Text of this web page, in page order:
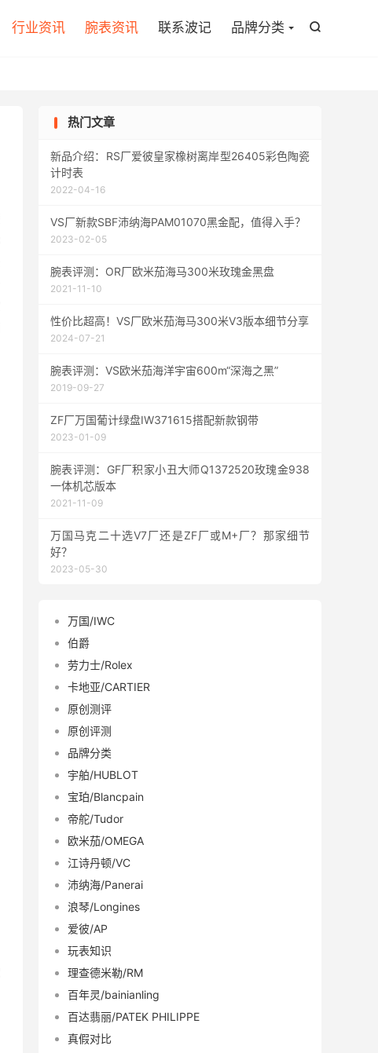

行业资讯 腕表资讯 联系波记 品牌分类
热门文章
新品介绍：RS厂爱彼皇家橡树离岸型26405彩色陶瓷
计时表
2022-04-16
VS厂新款SBF沛纳海PAM01070黑金配，值得入手？
2023-02-05
腕表评测：OR厂欧米茄海马300米玫瑰金黑盘
2021-11-10
性价比超高！VS厂欧米茄海马300米V3版本细节分享
2024-07-21
腕表评测：VS欧米茄海洋宇宙600m“深海之黑”
2019-09-27
ZF厂万国葡计绿盘IW371615搭配新款钢带
2023-01-09
腕表评测：GF厂积家小丑大师Q1372520玫瑰金938
一体机芯版本
2021-11-09
万国马克二十选V7厂还是ZF厂或M+厂？那家细节
好？
2023-05-30
万国/IWC
伯爵
劳力士/Rolex
卡地亚/CARTIER
原创测评
原创评测
品牌分类
宇舶/HUBLOT
宝珀/Blancpain
帝舵/Tudor
欧米茄/OMEGA
江诗丹顿/VC
沛纳海/Panerai
浪琴/Longines
爱彼/AP
玩表知识
理查德米勒/RM
百年灵/bainianling
百达翡丽/PATEK PHILIPPE
真假对比